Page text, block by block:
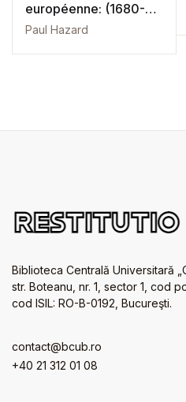
européenne: (1680-
1715): Vol. 3
Paul Hazard
Biblioteca Centrală Universitară
str. Boteanu, nr. 1, sector 1, cod
cod ISIL: RO-B-0192, Bucureşti.
contact@bcub.ro
+40 21 312 01 08